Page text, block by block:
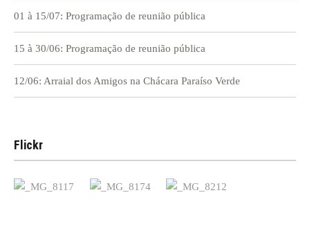
01 à 15/07: Programação de reunião pública
15 à 30/06: Programação de reunião pública
12/06: Arraial dos Amigos na Chácara Paraíso Verde
Flickr